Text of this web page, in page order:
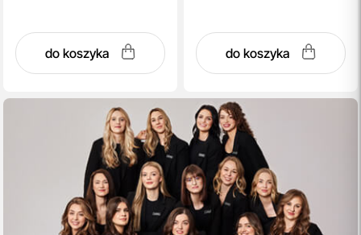
do koszyka do koszyka